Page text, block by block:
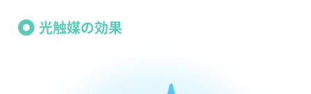
光触媒の効果